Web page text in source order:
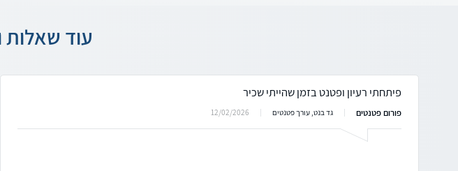
עוד שאלות
פיתחתי רעיון ופטנט בזמן שהייתי שכיר
פורום פטנטים גד בנט, עורך פטנטים 12/02/2026